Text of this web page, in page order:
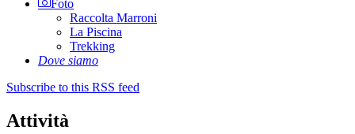
Raccolta Marroni
La Piscina
Trekking
Dove siamo
Subscribe to this RSS feed
Attività